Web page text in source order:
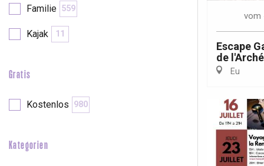
Familie 559
Kajak 11
Gratis
Kostenlos 980
Kategorien
vom
Escape
de
Eu